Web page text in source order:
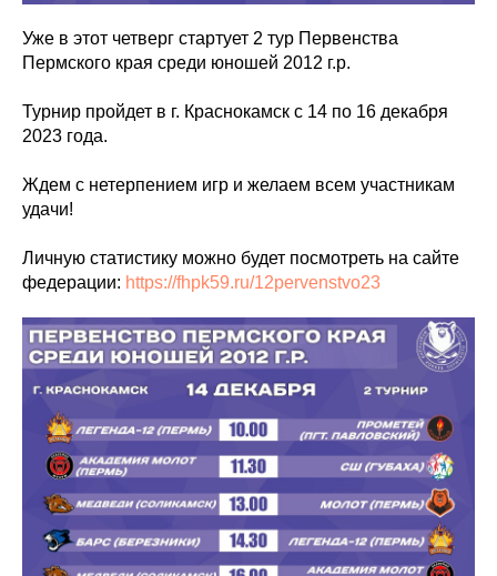
Уже в этот четверг стартует 2 тур Первенства
Пермского края среди юношей 2012 г.р.
Турнир пройдет в г. Краснокамск с 14 по 16 декабря
2023 года.
Ждем с нетерпением игр и желаем всем участникам
удачи!
Личную статистику можно будет посмотреть на сайте
федерации: https://fhpk59.ru/12pervenstvo23